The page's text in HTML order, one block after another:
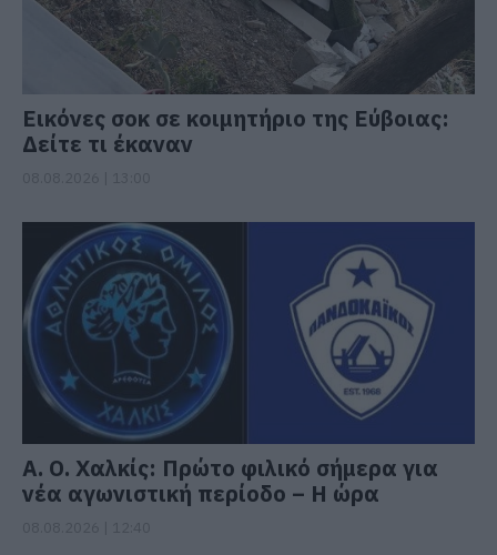
Εικόνες σοκ σε κοιμητήριο της Εύβοιας:
Δείτε τι έκαναν
Α. Ο. Χαλκίς: Πρώτο φιλικό σήμερα για
νέα αγωνιστική περίοδο – Η ώρα